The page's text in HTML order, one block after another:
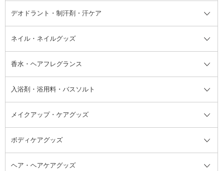
ブースター・導入液
洗い流すパック・マスク
リップクリーム・リップケア
顔用マッサージ料
アイブロウ・眉マスカラ
チーク
ハイライト・シェーディング
レッグ・フットケア
バストケア
ネイルケア
脱毛・除毛ケア
洗い流さないトリートメント
ヘアスタイリング剤
頭皮ケア・育毛剤
その他シャンプー・ヘアケア・ヘ
アスタイリング
日焼け対策・ケア全て
サンオイル・タンニング
その他日焼け対策・UVケア
デオドラント・制汗剤・汗ケア
デオドラント・制汗剤・汗ケア全
て
フット用デオドラント・制汗剤・
汗ケア
ネイル・ネイルグッズ
ネイル・ネイルグッズ全て
ジェルネイル
リムーバー・除光液
香水・ヘアフレグランス
香水・ヘアフレグランス全て
フレグランスミスト
その他香水・ヘアフレグランス
入浴剤・浴用料・バスソルト
入浴剤・浴用料・バスソルト全て
バスソルト
メイクアップ・ケアグッズ
メイクアップ・ケアグッズ全て
コットン・綿棒
ボディケアグッズ
ボディケアグッズ全て
ヘア・ヘアケアグッズ